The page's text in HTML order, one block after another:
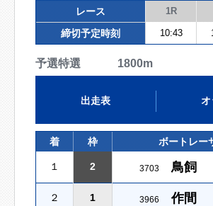
レース 1R
締切予定時刻 10:43
予選特選 1800m
出走表 オ
着 枠 ボートレー
１ 2 3703 鳥
２ 1 3966 作